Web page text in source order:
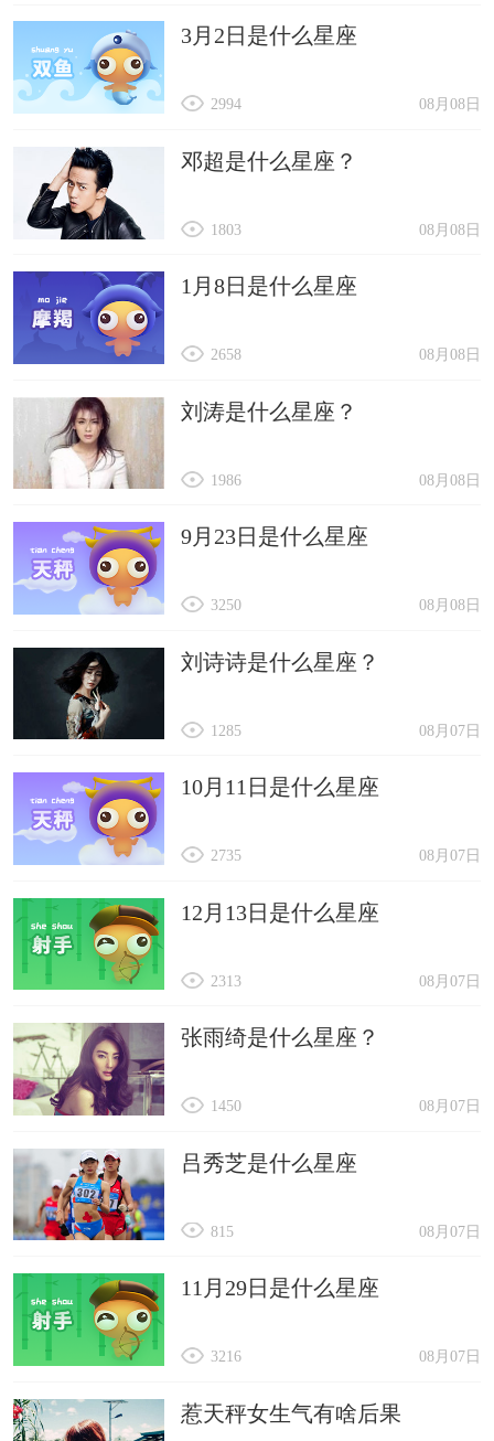
3月2日是什么星座
08月08日
2994
邓超是什么星座？
08月08日
1803
1月8日是什么星座
08月08日
2658
刘涛是什么星座？
08月08日
1986
9月23日是什么星座
08月08日
3250
刘诗诗是什么星座？
08月07日
1285
10月11日是什么星座
08月07日
2735
12月13日是什么星座
08月07日
2313
张雨绮是什么星座？
08月07日
1450
吕秀芝是什么星座
08月07日
815
11月29日是什么星座
08月07日
3216
惹天秤女生气有啥后果